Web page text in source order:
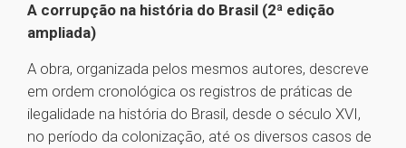
A corrupção na história do Brasil (2ª edição
ampliada)
A obra, organizada pelos mesmos autores, descreve
em ordem cronológica os registros de práticas de
ilegalidade na história do Brasil, desde o século XVI,
no período da colonização, até os diversos casos de